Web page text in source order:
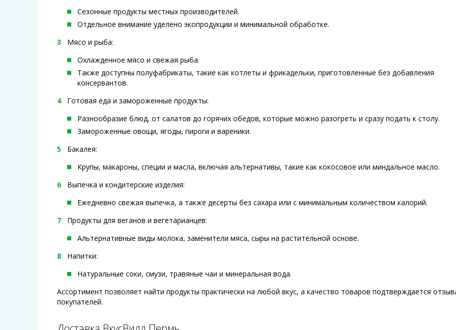
Сезонные продукты местных производителей.
Отдельное внимание уделено экопродукции и минимальной обработке.
Мясо и рыба:
Охлажденное мясо и свежая рыба.
Также доступны полуфабрикаты, такие как котлеты и фрикадельки, приготовленные без добавления
консервантов.
Готовая еда и замороженные продукты:
Разнообразие блюд, от салатов до горячих обедов, которые можно разогреть и сразу подать к столу.
Замороженные овощи, ягоды, пироги и вареники.
Бакалея:
Крупы, макароны, специи и масла, включая альтернативы, такие как кокосовое или миндальное масло.
Выпечка и кондитерские изделия:
Ежедневно свежая выпечка, а также десерты без сахара или с минимальным количеством калорий.
Продукты для веганов и вегетарианцев:
Альтернативные виды молока, заменители мяса, сыры на растительной основе.
Напитки:
Натуральные соки, смузи, травяные чаи и минеральная вода.
Ассортимент позволяет найти продукты практически на любой вкус, а качество товаров подтверждается
покупателей.